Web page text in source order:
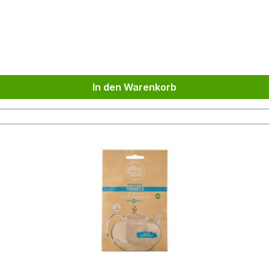
In den Warenkorb